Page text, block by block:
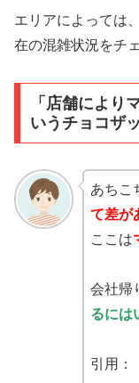
エリアによっては
在の混雑状況をチ
「店舗により
いうチョコザ
あちこ
て差が
ここは
会社帰
るには
引用：